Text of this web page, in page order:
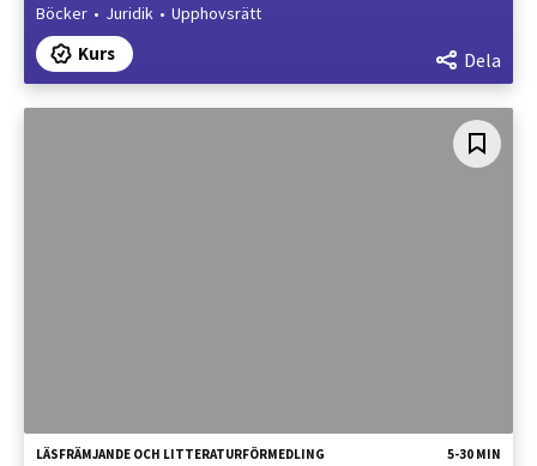
Böcker Juridik Upphovsrätt
Kurs Dela
LÄSFRÄMJANDE OCH LITTERATURFÖRMEDLING 5-30 MIN